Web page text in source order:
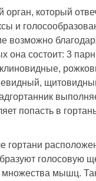
орган, который
и
возможно
она состоит: 3
попасть в
гортани
голосовую
множества мышц.